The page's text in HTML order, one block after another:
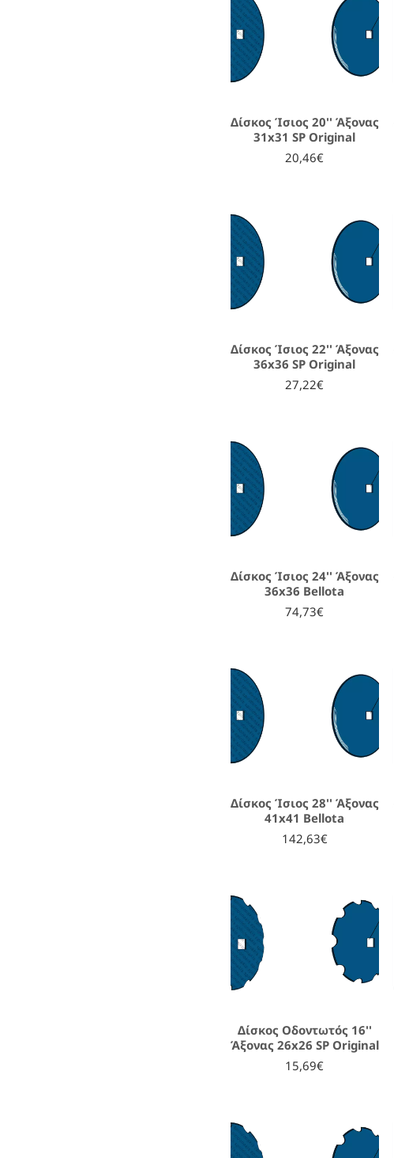
Δίσκος Ίσιος 20'' Άξονας
31x31 SP Original
20,46€
Δίσκος Ίσιος 22'' Άξονας
36x36 SP Original
27,22€
Δίσκος Ίσιος 24'' Άξονας
36x36 Bellota
74,73€
Δίσκος Ίσιος 28'' Άξονας
41x41 Bellota
142,63€
Δίσκος Οδοντωτός 16''
Άξονας 26x26 SP Original
15,69€